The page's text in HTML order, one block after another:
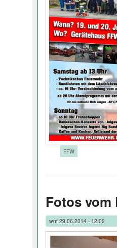
FFW
Fotos
wnf29.06.2014 - 12:09